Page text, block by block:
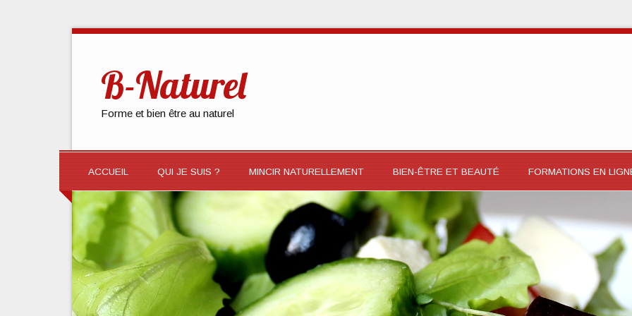
B-Naturel
Forme et bien être au naturel
ACCUEIL QUI JE SUIS ? MINCIR NATURELLEMENT BIEN-ÊTRE ET BEAUTÉ FORMATIONS EN